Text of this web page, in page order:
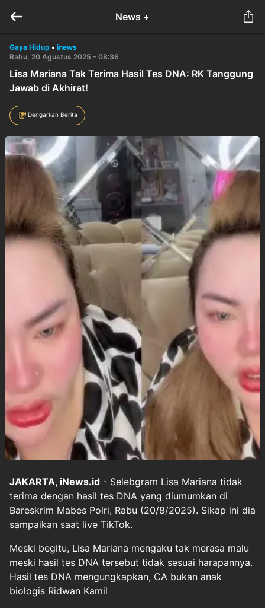
News +
Gaya Hidup • inews
Rabu, 20 Agustus 2025 - 08:36
Lisa Mariana Tak Terima Hasil Tes DNA: RK Tanggung
Jawab di Akhirat!
Dengarkan Berita
JAKARTA, iNews.id - Selebgram Lisa Mariana tidak
terima dengan hasil tes DNA yang diumumkan di
Bareskrim Mabes Polri, Rabu (20/8/2025). Sikap ini dia
sampaikan saat live TikTok.
Meski begitu, Lisa Mariana mengaku tak merasa malu
meski hasil tes DNA tersebut tidak sesuai harapannya.
Hasil tes DNA mengungkapkan, CA bukan anak
biologis Ridwan Kamil